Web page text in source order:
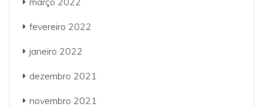
fevereiro 2022
janeiro 2022
dezembro 2021
novembro 2021